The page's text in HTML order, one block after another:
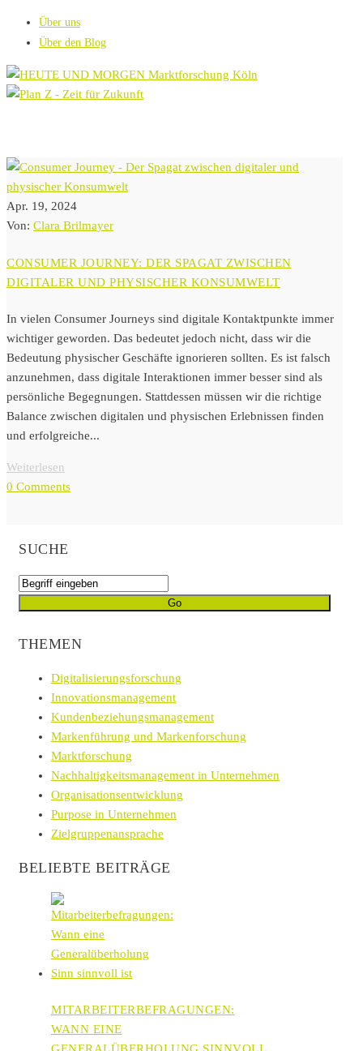
Über uns
Über den Blog
Apr. 19, 2024
Von: Clara Brilmayer
CONSUMER JOURNEY: DER SPAGAT ZWISCHEN
DIGITALER UND PHYSISCHER KONSUMWELT
In vielen Consumer Journeys sind digitale Kontaktpunkte immer
wichtiger geworden. Das bedeutet jedoch nicht, dass wir die
Bedeutung physischer Geschäfte ignorieren sollten. Es ist falsch
anzunehmen, dass digitale Interaktionen immer besser sind als
persönliche Begegnungen. Stattdessen müssen wir die richtige
Balance zwischen digitalen und physischen Erlebnissen finden
und erfolgreiche...
Weiterlesen
0 Comments
SUCHE
THEMEN
Digitalisierungsforschung
Innovationsmanagement
Kundenbeziehungsmanagement
Markenführung und Markenforschung
Marktforschung
Nachhaltigkeitsmanagement in Unternehmen
Organisationsentwicklung
Purpose in Unternehmen
Zielgruppenansprache
BELIEBTE BEITRÄGE
MITARBEITERBEFRAGUNGEN:
WANN EINE